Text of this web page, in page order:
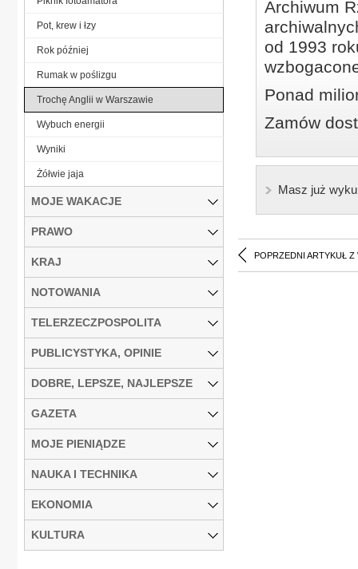
Archiwum
od 1993
Ponad
Zamów
Masz już
POPRZEDNI ARTYKUŁ Z
Pot, krew i łzy
Rok później
Rumak w poślizgu
Trochę Anglii w Warszawie
Wybuch energii
Wyniki
Żółwie jaja
MOJE WAKACJE
PRAWO
KRAJ
NOTOWANIA
TELERZECZPOSPOLITA
PUBLICYSTYKA, OPINIE
DOBRE, LEPSZE, NAJLEPSZE
GAZETA
MOJE PIENIĄDZE
NAUKA I TECHNIKA
EKONOMIA
KULTURA